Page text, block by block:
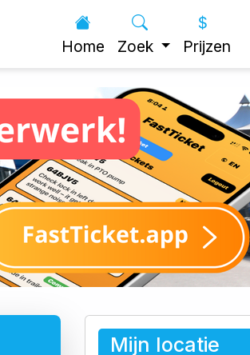
Home Zoek Prijzen
Mijn locatie